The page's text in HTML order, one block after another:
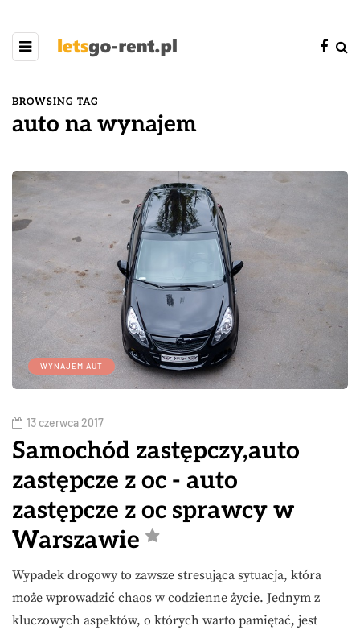
BROWSING TAG
auto na wynajem
WYNAJEM AUT
13 czerwca 2017
Samochód zastępczy,auto
zastępcze z oc - auto
zastępcze z oc sprawcy w
Warszawie
Wypadek drogowy to zawsze stresująca sytuacja, która
może wprowadzić chaos w codzienne życie. Jednym z
kluczowych aspektów, o których warto pamiętać, jest